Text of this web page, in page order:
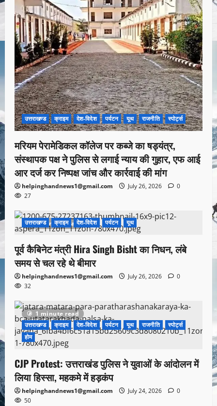
उत्तराखण्ड क्राइम देश-विदेश पर्यटन यूथ राजनीति स्पोर्ट्स
मरियम पेरामेडिकल कॉलेज पर कब्जे का षड्यंत्र,
संस्थापक पक्ष ने पुलिस से लगाई न्याय की गुहार, एफ आई
आर दर्ज कर निष्पक्ष जांच और कार्रवाई की मांग
helpinghandnews1@gmail.com July 26, 2026
0
27
1 minute read
उत्तराखण्ड क्राइम देश-विदेश पर्यटन यूथ
पूर्व कैबिनेट मंत्री Hira Singh Bisht का निधन, लंबे
समय से चल रहे थे बीमार
helpinghandnews1@gmail.com July 26, 2026
0
32
1 minute read
उत्तराखण्ड
क्राइम देश-विदेश पर्यटन यूथ राजनीति
स्पोर्ट्स
होम
CJP Protest: उत्तराखंड पुलिस ने युवाओं के आंदोलन में
लिया हिस्सा, महकमे में हड़कंप
helpinghandnews1@gmail.com July 24, 2026
0
50